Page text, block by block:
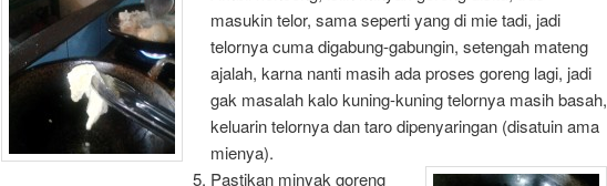
masukin telor, sama seperti yang di mie tadi, jadi
telornya cuma digabung-gabungin, setengah mateng
ajalah, karna nanti masih ada proses goreng lagi, jadi
gak masalah kalo kuning-kuning telornya masih basah,
keluarin telornya dan taro dipenyaringan (disatuin ama
mienya).
Pastikan minyak goreng